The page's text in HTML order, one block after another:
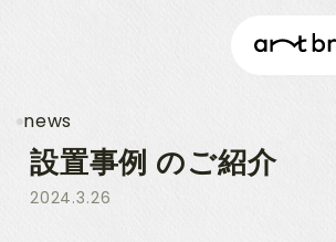
news
設置事例 のご紹介
2024.3.26